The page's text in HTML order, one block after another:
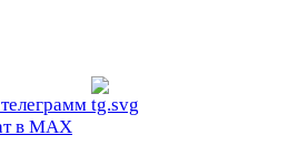
в МАХ